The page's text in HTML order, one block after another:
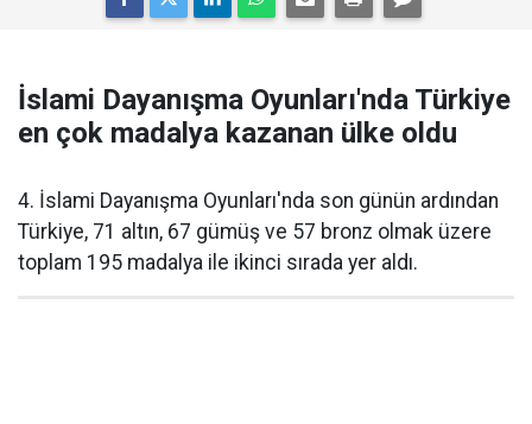
İslami Dayanışma Oyunları'nda Türkiye
en çok madalya kazanan ülke oldu
4. İslami Dayanışma Oyunları'nda son günün ardından
Türkiye, 71 altın, 67 gümüş ve 57 bronz olmak üzere
toplam 195 madalya ile ikinci sırada yer aldı.